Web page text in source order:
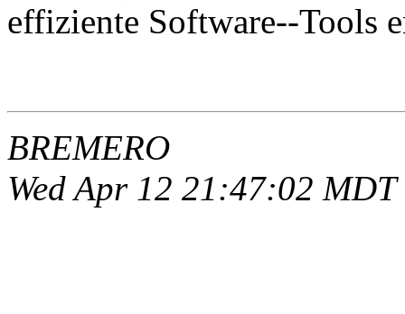
effiziente Software--Tools
BREMERO
Wed Apr 12 21:47:02 MDT